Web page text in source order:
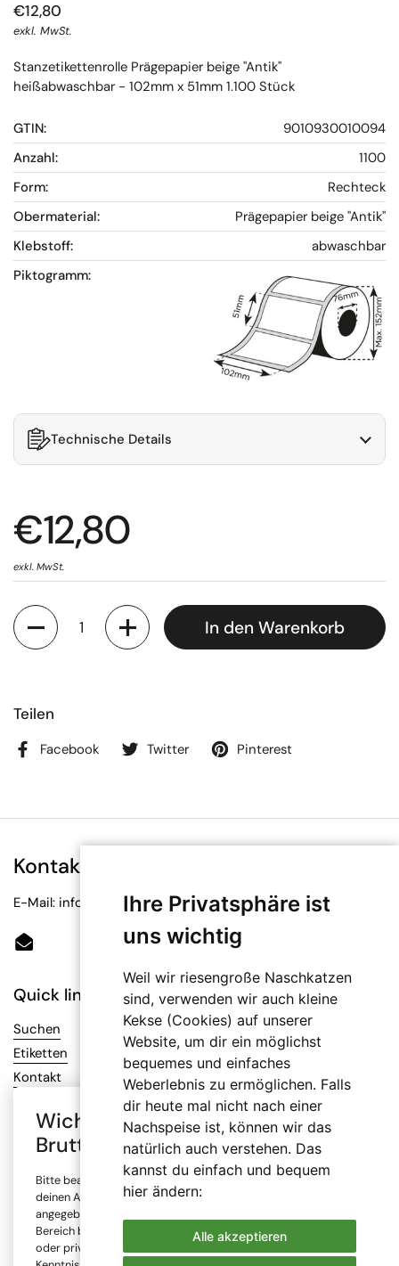
Ihre Privatsphäre ist
uns wichtig
Weil wir riesengroße Naschkatzen
sind, verwenden wir auch kleine
Kekse (Cookies) auf unserer
Website, um dir ein möglichst
bequemes und einfaches
Weberlebnis zu ermöglichen. Falls
dir heute mal nicht nach einer
Nachspeise ist, können wir das
natürlich auch verstehen. Das
kannst du einfach und bequem
hier ändern:
Alle akzeptieren
€12,80
exkl. MwSt.
Stanzetikettenrolle Prägepapier beige "Antik"
heißabwaschbar - 102mm x 51mm 1.100 Stück
GTIN:
9010930010094
Anzahl:
1100
Form:
Rechteck
Obermaterial:
Prägepapier beige "Antik"
Klebstoff:
abwaschbar
Piktogramm:
Technische Details
€12,80
exkl. MwSt.
Anzahl
In den Warenkorb
Teilen
Facebook Twitter Pinterest
Kontakt
E-Mail: info@bioetiketten.at
Email
Quick links
Suchen
Etiketten
Kontakt
Infos
Datenschutz
Impressum
Versand
Widerrufsrecht
Wichtiger Hinweis: Auswahl
Brutto- oder Netto-Preise
Bitte beachte, dass alle Preise in unserem Online-Shop je nach
deinen Angaben mit oder ohne Mehrwertsteuer (MwSt.)
angegeben sind. Die Mehrwertsteuer wird erst im Checkout-
Bereich berechnet. Bitte wähle, ob du den Shop gewerblich
oder privat nutzt und bestätige, dass du diese Information zur